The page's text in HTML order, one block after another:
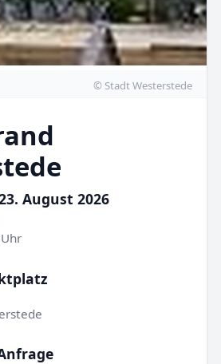
© Stadt Westerstede
August 2026